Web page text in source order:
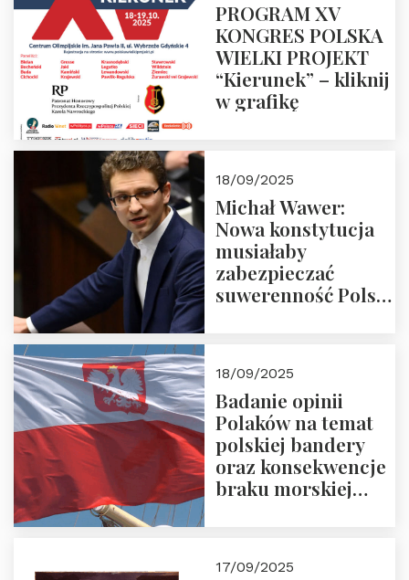
PROGRAM XV
KONGRES POLSKA
WIELKI PROJEKT
“Kierunek” – kliknij
w grafikę
18/09/2025
Michał Wawer:
Nowa konstytucja
musiałaby
zabezpieczać
suwerenność Polski
18/09/2025
Badanie opinii
Polaków na temat
polskiej bandery
oraz konsekwencje
braku morskiej
17/09/2025